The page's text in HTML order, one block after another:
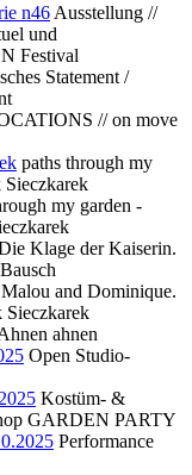
n46 Ausstellung //
und
Festival
Statement /
// on move
paths through my
my garden -
Klage der Kaiserin.
Malou and Dominique.
ahnen
Open Studio-
Kostüm- &
GARDEN PARTY
Performance